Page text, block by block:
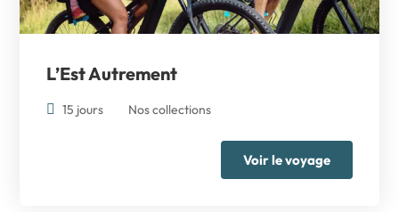
L’Est Autrement
15 jours Nos collections
Voir le voyage